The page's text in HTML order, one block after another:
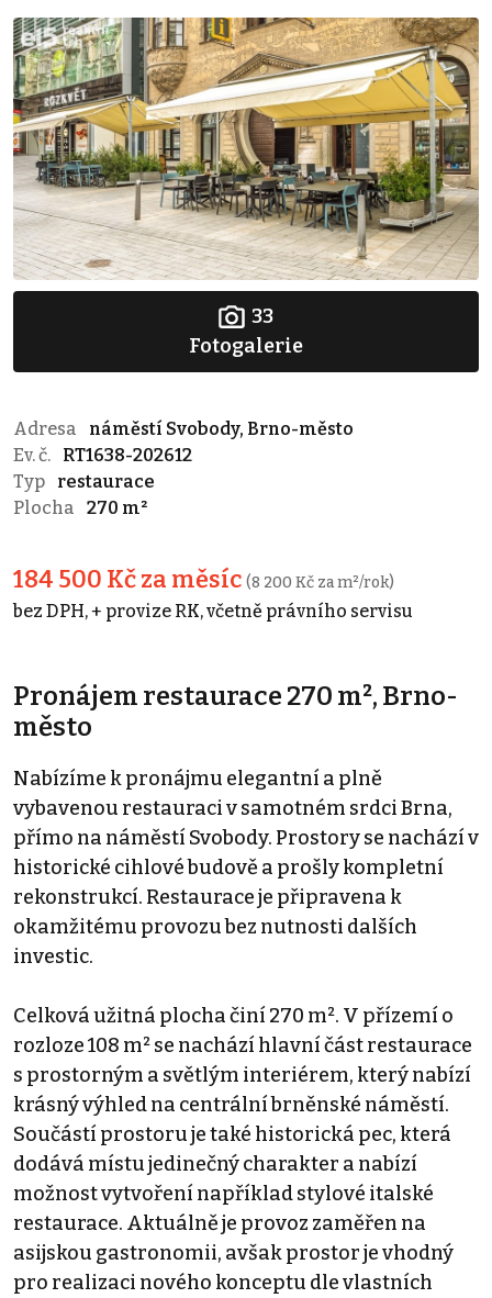
33
Fotogalerie
Adresa
náměstí Svobody, Brno-město
Ev. č.
RT1638-202612
Typ
restaurace
Plocha
270 m²
184 500 Kč za měsíc (8 200 Kč za m²/rok)
bez DPH, + provize RK, včetně právního servisu
Pronájem restaurace 270 m², Brno-
město
Nabízíme k pronájmu elegantní a plně
vybavenou restauraci v samotném srdci Brna,
přímo na náměstí Svobody. Prostory se nachází v
historické cihlové budově a prošly kompletní
rekonstrukcí. Restaurace je připravena k
okamžitému provozu bez nutnosti dalších
investic.
Celková užitná plocha činí 270 m². V přízemí o
rozloze 108 m² se nachází hlavní část restaurace
s prostorným a světlým interiérem, který nabízí
krásný výhled na centrální brněnské náměstí.
Součástí prostoru je také historická pec, která
dodává místu jedinečný charakter a nabízí
možnost vytvoření například stylové italské
restaurace. Aktuálně je provoz zaměřen na
asijskou gastronomii, avšak prostor je vhodný
pro realizaci nového konceptu dle vlastních